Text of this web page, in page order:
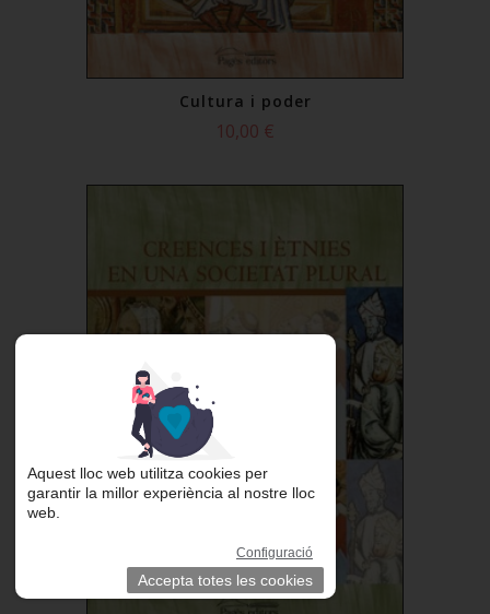
Cultura i poder
10,00 €
Aquest lloc web utilitza cookies per
garantir la millor experiència al nostre lloc
web.
Configuració
Accepta totes les cookies